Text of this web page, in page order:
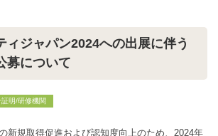
ィジャパン2024への出展に伴う
募について
明/研修機関
新規取得促進および認知度向上のため、2024年